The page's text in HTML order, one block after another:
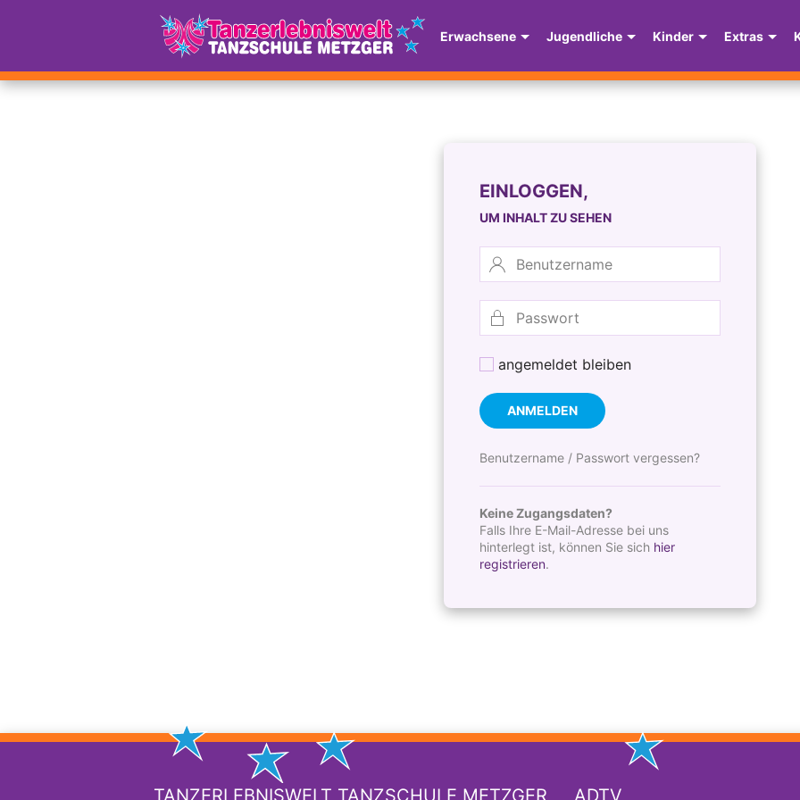
Erwachsene Jugendliche Kinder Extras
EINLOGGEN,
UM INHALT ZU SEHEN
angemeldet bleiben
ANMELDEN
Benutzername / Passwort vergessen?
Keine Zugangsdaten?
Falls Ihre E-Mail-Adresse bei uns
hinterlegt ist, können Sie sich hier
registrieren.
TANZERLEBNISWELT TANZSCHULE METZGER ADTV